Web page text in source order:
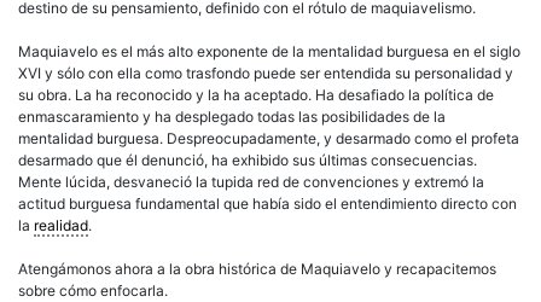
destino de su pensamiento, definido con el rótulo de maquiavelismo.
Maquiavelo es el más alto exponente de la mentalidad burguesa en el siglo
XVI y sólo con ella como trasfondo puede ser entendida su personalidad y
su obra. La ha reconocido y la ha aceptado. Ha desafiado la política de
enmascaramiento y ha desplegado todas las posibilidades de la
mentalidad burguesa. Despreocupadamente, y desarmado como el profeta
desarmado que él denunció, ha exhibido sus últimas consecuencias.
Mente lúcida, desvaneció la tupida red de convenciones y extremó la
actitud burguesa fundamental que había sido el entendimiento directo con
la realidad.
Atengámonos ahora a la obra histórica de Maquiavelo y recapacitemos
sobre cómo enfocarla.